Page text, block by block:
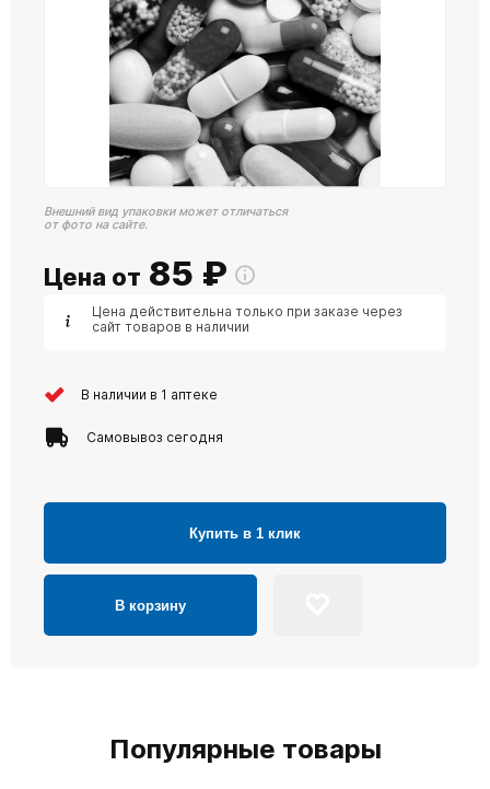
Внешний вид упаковки может отличаться
от фото на сайте.
Цена от 85 ₽
Цена действительна только при заказе через
сайт товаров в наличии
В наличии в 1 аптеке
Самовывоз сегодня
Купить в 1 клик
В корзину
Популярные товары